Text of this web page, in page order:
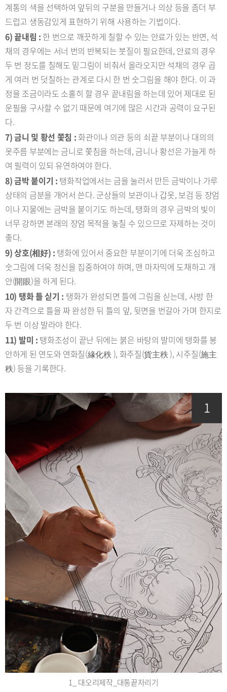
계통의 색을 선택하여 앞뒤의 구분을 만들거나 의상 등을 좀더 부
드럽고 생동감있게 표현하기 위해 사용하는 기법이다.
6) 끝내림 : 한 번으로 깨끗하게 칠할 수 있는 안료가 있는 반면, 석
채의 경우에는 서너 번의 반복되는 붓질이 필요한데, 안료의 경우
두 번 정도를 칠해도 밑그림이 비춰서 올라오지만 석채의 경우 곱
게 여러 번 덧칠하는 관계로 다시 한 번 숫그림을 해야 한다. 이 과
정을 조금이라도 소홀히 할 경우 끝내림을 하는데 있어 제대로 된
운필을 구사할 수 없기 때문에 여기에 많은 시간과 공력이 요구된
다.
7) 금니 및 황선 쫓침 : 화관이나 의관 등의 쇠끝 부분이나 대의의
옷주름 부분에는 금니로 쫓침을 하는데, 금니나 황선은 가늘게 하
여 필력이 있되 유연하여야 한다.
8) 금박 붙이기 : 탱화작업에서는 금을 눌러서 만든 금박이나 가루
상태의 금분을 개어서 쓴다. 군상들의 보관이나 갑옷, 보검 등 장엄
이나 지물에는 금박을 붙이기도 하는데, 탱화의 경우 금박의 빛이
너무 강하면 본래의 장엄 목적을 놓칠 수 있으므로 자제하는 것이
좋다.
9) 상호(相好) : 탱화에 있어서 중요한 부분이기에 더욱 조심하고
숫그림에 더욱 정신을 집중하여야 하며, 맨 마자믹에 도채하고 개
안(開眼)을 하게 된다.
10) 탱화 틀 싣기 : 탱화가 완성되면 틀에 그림을 싣는데, 사방 한
자 간격으로 틀을 짜 완성한 뒤 틀의 앞, 뒷면을 번갈아 가며 한지로
두 번 이상 발라야 한다.
11) 발미 : 탱화조성이 끝난 뒤에는 붉은 바탕의 발미에 탱화를 봉
안하게 된 연도와 연화질(緣化秩 ), 화주질(貨主秩 ), 시주질(施主
秩) 등을 기록한다.
1_ 대오리제작_대통끝자리기